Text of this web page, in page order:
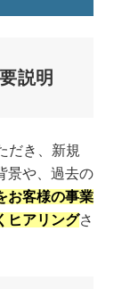
説明
だき、新規
景や、過去の
お客様の事業
ヒアリングさ